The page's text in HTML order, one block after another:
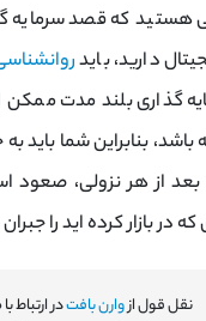
که قصد سرمایه
دارید، باید
گذاری بلند مدت ممکن
بنابراین شما باید
از هر نزولی، صعود
که در بازار کرده اید را
نقل قول ازوارن بافتدر ارتباط